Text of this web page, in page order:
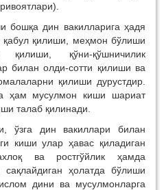
бошқа дин вакилларига ҳадя
қилиши, меҳмон бўлиши
қўни-қўшничилик
билан олди-сотти қилиши ва
қилиши дурустдир.
ҳам мусулмон киши шариат
талаб қилинади.
ўзга дин вакиллари билан
киши улар ҳавас қиладиган
ва ростгўйлик ҳамда
ҳолатда бўлиши
дини ва мусулмонларга